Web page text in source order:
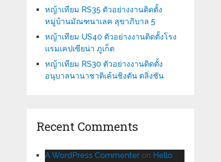
หญ้าเทียม RS35 ตัวอย่างงานติดตั้ง
หมู่บ้านมัณฑนาเลค สุขาภิบาล 5
หญ้าเทียม US40 ตัวอย่างงานติดตั้งโรง
แรมเคปเซียน่า ภูเก็ต
หญ้าเทียม RS30 ตัวอย่างงานติดตั้ง
อนุบาลนานาชาติเค้นชิงตัน ตลิ่งชัน
Recent Comments
A WordPress Commenteron Hello